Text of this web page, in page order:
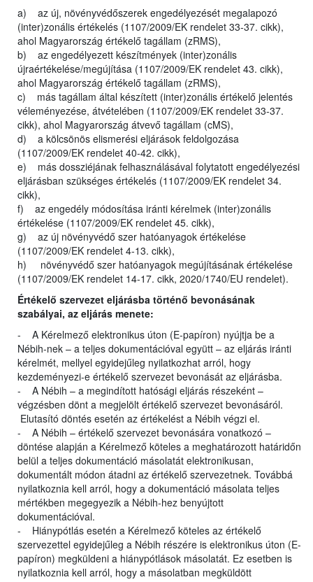
a) az új, növényvédőszerek engedélyezését megalapozó
(inter)zonális értékelés (1107/2009/EK rendelet 33-37. cikk),
ahol Magyarország értékelő tagállam (zRMS),
b) az engedélyezett készítmények (inter)zonális
újraértékelése/megújítása (1107/2009/EK rendelet 43. cikk),
ahol Magyarország értékelő tagállam (zRMS),
c) más tagállam által készített (inter)zonális értékelő jelentés
véleményezése, átvételében (1107/2009/EK rendelet 33-37.
cikk), ahol Magyarország átvevő tagállam (cMS),
d) a kölcsönös elismerési eljárások feldolgozása
(1107/2009/EK rendelet 40-42. cikk),
e) más dossziéjának felhasználásával folytatott engedélyezési
eljárásban szükséges értékelés (1107/2009/EK rendelet 34.
cikk),
f) az engedély módosítása iránti kérelmek (inter)zonális
értékelése (1107/2009/EK rendelet 45. cikk),
g) az új növényvédő szer hatóanyagok értékelése
(1107/2009/EK rendelet 4-13. cikk),
h) növényvédő szer hatóanyagok megújításának értékelése
(1107/2009/EK rendelet 14-17. cikk, 2020/1740/EU rendelet).
Értékelő szervezet eljárásba történő bevonásának
szabályai, az eljárás menete:
- A Kérelmező elektronikus úton (E-papíron) nyújtja be a
Nébih-nek – a teljes dokumentációval együtt – az eljárás iránti
kérelmét, mellyel egyidejűleg nyilatkozhat arról, hogy
kezdeményezi-e értékelő szervezet bevonását az eljárásba.
- A Nébih – a megindított hatósági eljárás részeként –
végzésben dönt a megjelölt értékelő szervezet bevonásáról.
Elutasító döntés esetén az értékelést a Nébih végzi el.
- A Nébih – értékelő szervezet bevonására vonatkozó –
döntése alapján a Kérelmező köteles a meghatározott határidőn
belül a teljes dokumentáció másolatát elektronikusan,
dokumentált módon átadni az értékelő szervezetnek. Továbbá
nyilatkoznia kell arról, hogy a dokumentáció másolata teljes
mértékben megegyezik a Nébih-hez benyújtott
dokumentációval.
- Hiánypótlás esetén a Kérelmező köteles az értékelő
szervezettel egyidejűleg a Nébih részére is elektronikus úton (E-
papíron) megküldeni a hiánypótlások másolatát. Ez esetben is
nyilatkoznia kell arról, hogy a másolatban megküldött